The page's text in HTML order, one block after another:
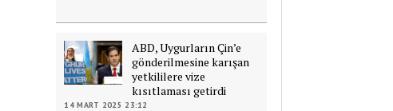
ABD, Uygurların Çin’e
gönderilmesine karışan
yetkililere vize
kısıtlaması getirdi
14 MART 2025 23:12